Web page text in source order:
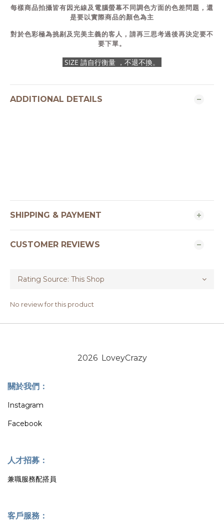
每樣商品拍攝皆有因光線及電腦螢幕不同調色方面的色差問題，還
是要以實際商品的顏色為主
對於色彩極為挑剔及完美主義的客人，請再三思考過後再決定要不
要下單。
SIZE 請自行衡量 ，不退不換。
ADDITIONAL DETAILS
SHIPPING & PAYMENT
CUSTOMER REVIEWS
No review for this product
2026 LoveyCrazy
關於我們：
Instagram
Facebook
人才招募：
兼職服務配搭員
客戶服務：